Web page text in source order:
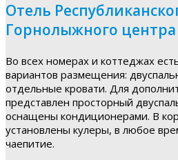
Отель
Горнолыжного
Во всех номерах и коттеджах
вариантов размещения:
отдельные кровати. Для
представлен просторный
оснащены кондиционерами. В
установлены кулеры, в любое
чаепитие.